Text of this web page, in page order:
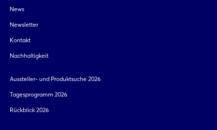
News
Newsletter
Kontakt
Nachhaltigkeit
Aussteller- und Produktsuche 2026
Tagesprogramm 2026
Rückblick 2026